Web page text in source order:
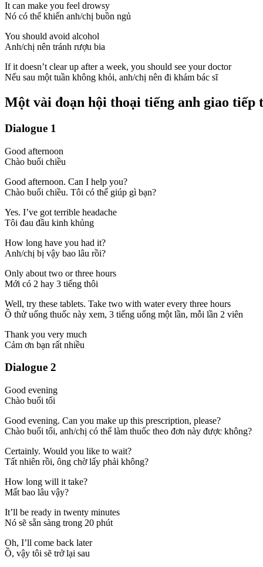
It can make you feel drowsy
Nó có thể khiến anh/chị buồn ngủ
You should avoid alcohol
Anh/chị nên tránh rượu bia
If it doesn’t clear up after a week, you should see your doctor
Nếu sau một tuần không khỏi, anh/chị nên đi khám bác sĩ
Một vài đoạn hội thoại tiếng anh giao tiếp
Dialogue 1
Good afternoon
Chào buổi chiều
Good afternoon. Can I help you?
Chào buổi chiều. Tôi có thể giúp gì bạn?
Yes. I’ve got terrible headache
Tôi đau đầu kinh khủng
How long have you had it?
Anh/chị bị vậy bao lâu rồi?
Only about two or three hours
Mới có 2 hay 3 tiếng thôi
Well, try these tablets. Take two with water every three hours
Ồ thử uống thuốc này xem, 3 tiếng uống một lần, mỗi lần 2 viên
Thank you very much
Cảm ơn bạn rất nhiều
Dialogue 2
Good evening
Chào buổi tối
Good evening. Can you make up this prescription, please?
Chào buổi tối, anh/chị có thể làm thuốc theo đơn này được không?
Certainly. Would you like to wait?
Tất nhiên rồi, ông chờ lấy phải không?
How long will it take?
Mất bao lâu vậy?
It’ll be ready in twenty minutes
Nó sẽ sẵn sàng trong 20 phút
Oh, I’ll come back later
Ồ, vậy tôi sẽ trở lại sau